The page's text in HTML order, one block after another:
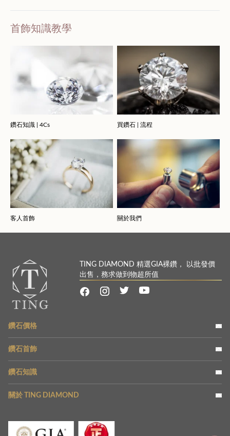
首飾知識教學
鑽石知識 | 4Cs 買鑽石 | 流程
客人首飾 關於我們
TING DIAMOND 精選GIA裸鑽， 以批發價
出售，務求做到物超所值
鑽石價格
鑽石首飾
鑽石知識
關於 TING DIAMOND